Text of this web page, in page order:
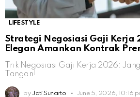
LIFESTYLE
Strategi Negosiasi Gaji Kerja
Elegan Amankan Kontrak
Trik Negosiasi Gaji Kerja 2026:
Tangan!
by Jati Sunarto June 5, 2026, 10:16